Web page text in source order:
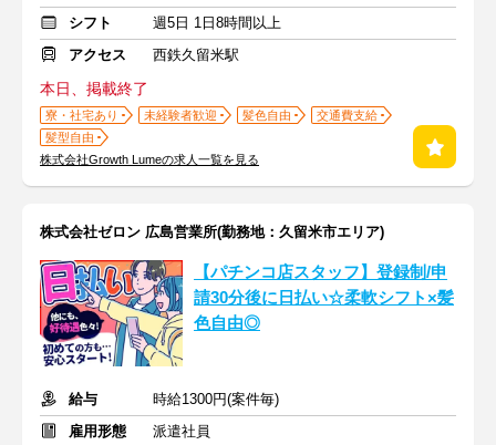
シフト
週5日 1日8時間以上
アクセス
西鉄久留米駅
本日、掲載終了
寮・社宅あり 未経験者歓迎 髪色自由
交通費支給
髪型自由
株式会社Growth Lumeの求人一覧を見る
株式会社ゼロン 広島営業所(勤務地：久留米市エリア)
【パチンコ店スタッフ】登録制/申
請30分後に日払い☆柔軟シフト×髪
色自由◎
給与
時給1300円(案件毎)
雇用形態
派遣社員